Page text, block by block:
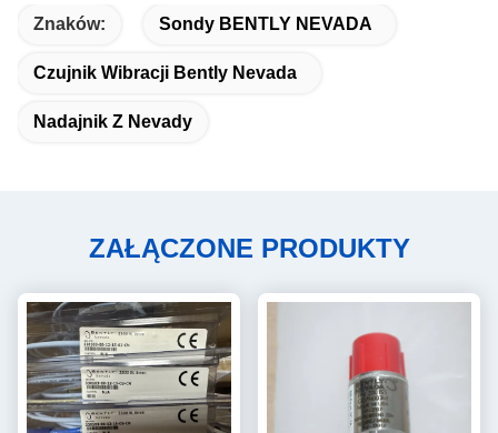
Znaków: Sondy BENTLY NEVADA
Czujnik Wibracji Bently Nevada
Nadajnik Z Nevady
ZAŁĄCZONE PRODUKTY